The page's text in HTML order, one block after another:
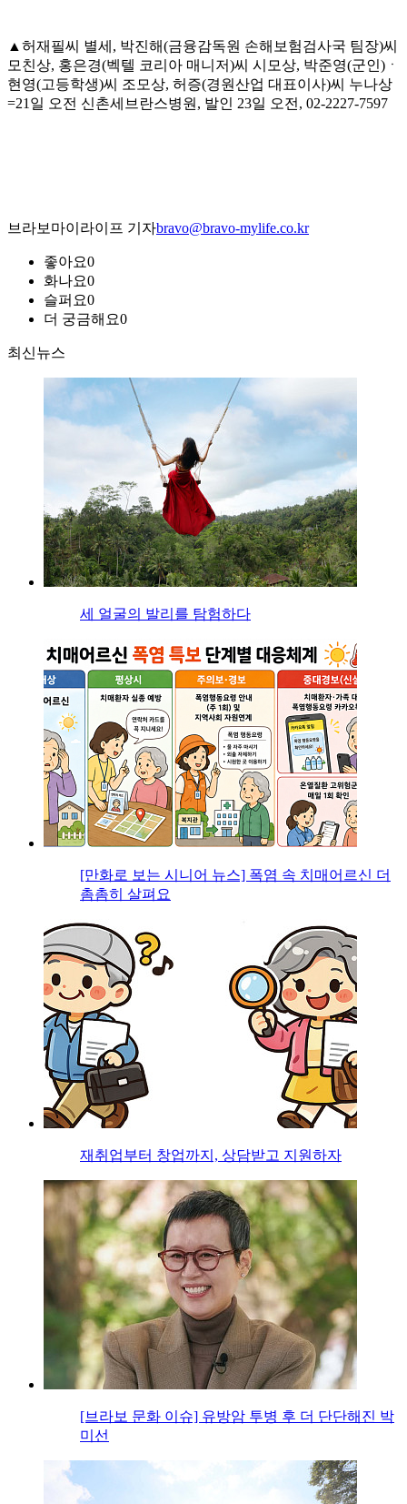
▲허재필씨 별세, 박진해(금융감독원 손해보험검사국 팀장)씨
모친상, 홍은경(벡텔 코리아 매니저)씨 시모상, 박준영(군인)ㆍ
현영(고등학생)씨 조모상, 허증(경원산업 대표이사)씨 누나상
=21일 오전 신촌세브란스병원, 발인 23일 오전, 02-2227-7597
브라보마이라이프 기자bravo@bravo-mylife.co.kr
좋아요0
화나요0
슬퍼요0
더 궁금해요0
최신뉴스
세 얼굴의 발리를 탐험하다
[만화로 보는 시니어 뉴스] 폭염 속 치매어르신 더
촘촘히 살펴요
재취업부터 창업까지, 상담받고 지원하자
[브라보 문화 이슈] 유방암 투병 후 더 단단해진 박
미선